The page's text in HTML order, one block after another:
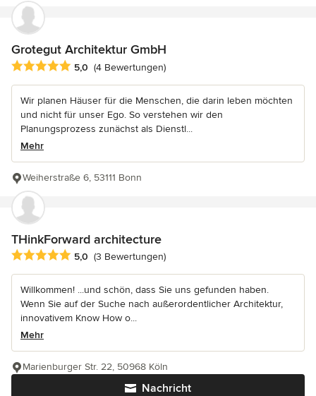
Grotegut Architektur GmbH
Durchschnittliche Bewertung: 5 von 5 Sternen
5,0 (4 Bewertungen)
Wir planen Häuser für die Menschen, die darin leben möchten
und nicht für unser Ego. So verstehen wir den
Planungsprozess zunächst als Dienstl...
Mehr
Weiherstraße 6, 53111 Bonn
THinkForward architecture
Durchschnittliche Bewertung: 5 von 5 Sternen
5,0 (3 Bewertungen)
Willkommen! ...und schön, dass Sie uns gefunden haben.
Wenn Sie auf der Suche nach außerordentlicher Architektur,
innovativem Know How o...
Mehr
Nachricht
Marienburger Str. 22, 50968 Köln